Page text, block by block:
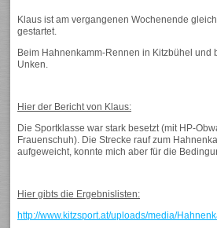
Klaus ist am vergangenen Wochenende
gestartet.
Beim Hahnenkamm-Rennen in Kitzbühel und
Unken.
Hier der Bericht von Klaus:
Die Sportklasse war stark besetzt (mit HP-
Frauenschuh). Die Strecke rauf zum
aufgeweicht, konnte michaber für die
Hier gibts die Ergebnislisten:
http://www.kitzsport.at/uploads/media/